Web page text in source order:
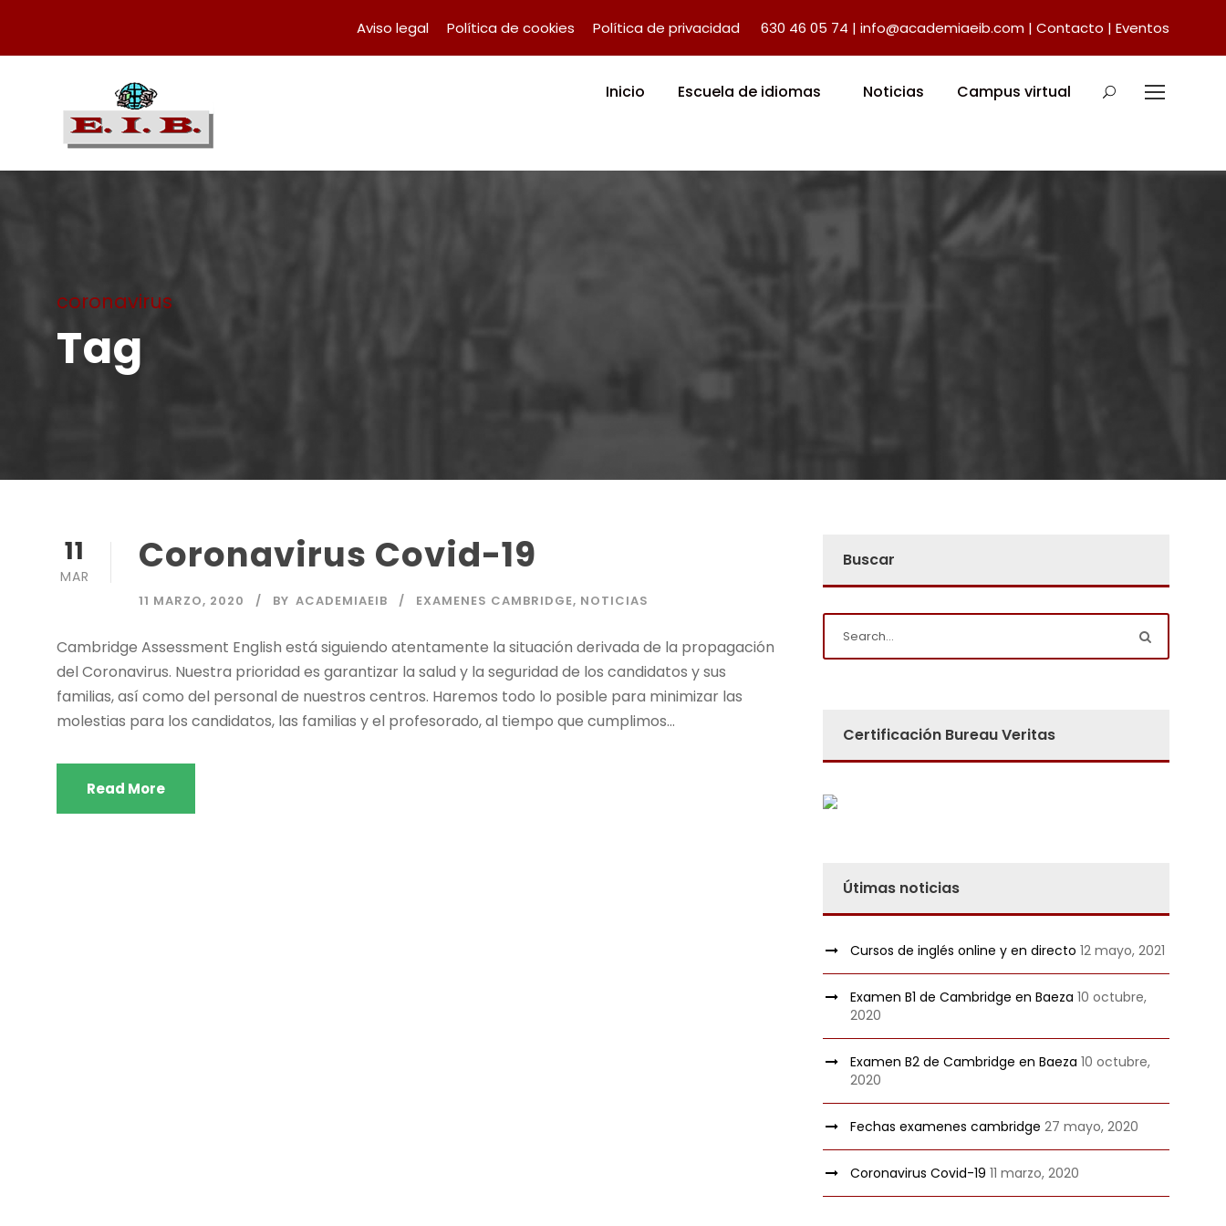
Aviso legal Política de cookies Política de privacidad 630 46 05 74 | info@academiaeib.com | Contacto | Eventos
Inicio Escuela de idiomas Noticias Campus virtual
coronavirus
Tag
11
MAR Coronavirus Covid-19
11 MARZO, 2020 BY ACADEMIAEIB EXAMENES CAMBRIDGE, NOTICIAS
Cambridge Assessment English está siguiendo atentamente la situación derivada de la propagación
del Coronavirus. Nuestra prioridad es garantizar la salud y la seguridad de los candidatos y sus
familias, así como del personal de nuestros centros. Haremos todo lo posible para minimizar las
molestias para los candidatos, las familias y el profesorado, al tiempo que cumplimos...
Read More
Buscar
Certificación Bureau Veritas
Útimas noticias
Cursos de inglés online y en directo 12 mayo, 2021
Examen B1 de Cambridge en Baeza 10 octubre,
2020
Examen B2 de Cambridge en Baeza 10 octubre,
2020
Fechas examenes cambridge 27 mayo, 2020
Coronavirus Covid-19 11 marzo, 2020